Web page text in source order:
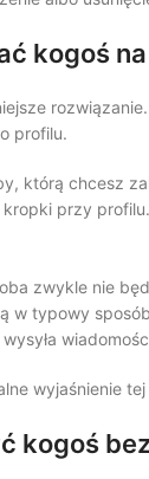
kogoś
profilu.
którą chcesz
przy profilu.
zwykle nie
w typowy
wyjaśnienie
kogoś